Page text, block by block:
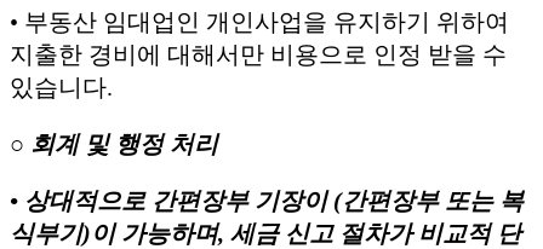
• 부동산 임대업인 개인사업을 유지하기 위하여
지출한 경비에 대해서만 비용으로 인정 받을 수
있습니다.
○ 회계 및 행정 처리
• 상대적으로 간편장부 기장이 (간편장부 또는 복
식부기)이 가능하며, 세금 신고 절차가 비교적 단